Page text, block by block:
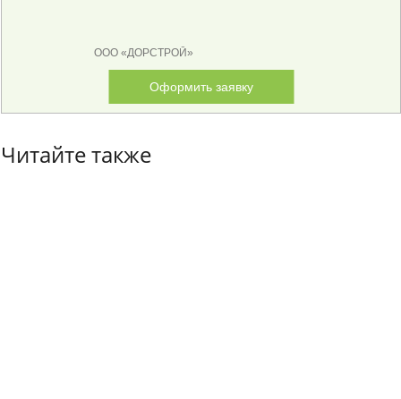
ООО «ДОРСТРОЙ»
Оформить заявку
Читайте также